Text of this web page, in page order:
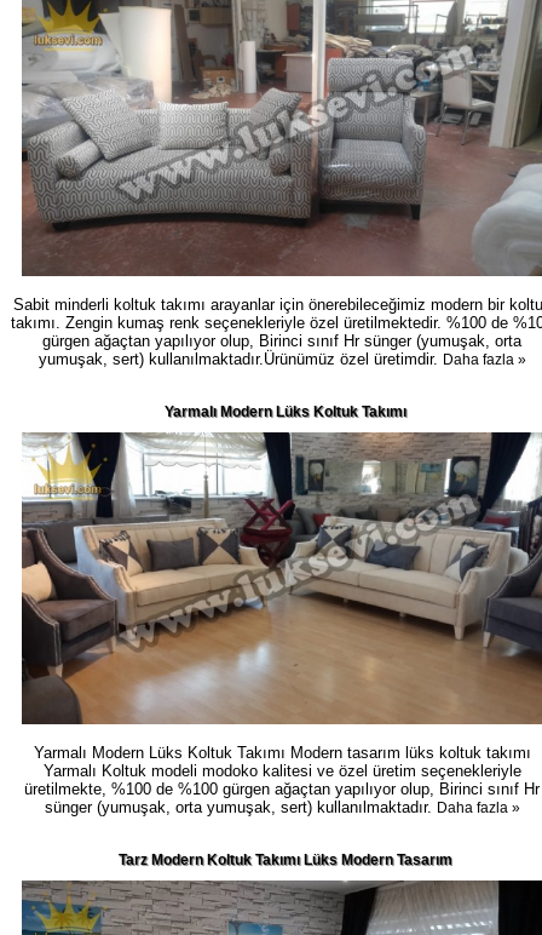
Sabit minderli koltuk takımı arayanlar için önerebileceğimiz modern bir
takımı. Zengin kumaş renk seçenekleriyle özel üretilmektedir. %100 de
gürgen ağaçtan yapılıyor olup, Birinci sınıf Hr sünger (yumuşak, orta
yumuşak, sert) kullanılmaktadır.Ürünümüz özel üretimdir. Daha fazla »
Yarmalı Modern Lüks Koltuk Takımı
Yarmalı Modern Lüks Koltuk Takımı Modern tasarım lüks koltuk takımı
Yarmalı Koltuk modeli modoko kalitesi ve özel üretim seçenekleriyle
üretilmekte, %100 de %100 gürgen ağaçtan yapılıyor olup, Birinci sınıf Hr
sünger (yumuşak, orta yumuşak, sert) kullanılmaktadır. Daha fazla »
Tarz Modern Koltuk Takımı Lüks Modern Tasarım